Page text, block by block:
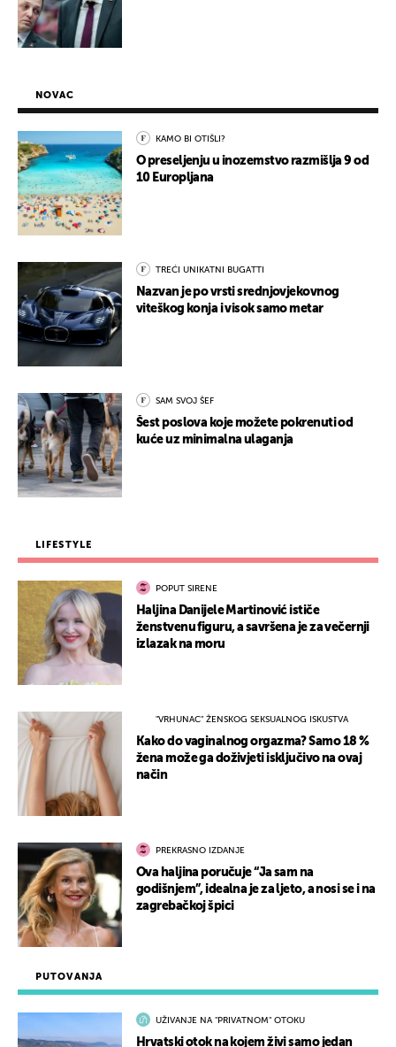
PUTOVANJA
UŽIVANJE NA "PRIVATNOM" OTOKU
Hrvatski otok na kojem živi samo jedan
NOVAC
KAMO BI OTIŠLI?
O preseljenju u inozemstvo razmišlja 9 od
10 Europljana
TREĆI UNIKATNI BUGATTI
Nazvan je po vrsti srednjovjekovnog
viteškog konja i visok samo metar
SAM SVOJ ŠEF
Šest poslova koje možete pokrenuti od
kuće uz minimalna ulaganja
LIFESTYLE
POPUT SIRENE
Haljina Danijele Martinović ističe
ženstvenu figuru, a savršena je za večernji
izlazak na moru
"VRHUNAC" ŽENSKOG SEKSUALNOG ISKUSTVA
Kako do vaginalnog orgazma? Samo 18 %
žena može ga doživjeti isključivo na ovaj
način
PREKRASNO IZDANJE
Ova haljina poručuje “Ja sam na
godišnjem”, idealna je za ljeto, a nosi se i na
zagrebačkoj špici